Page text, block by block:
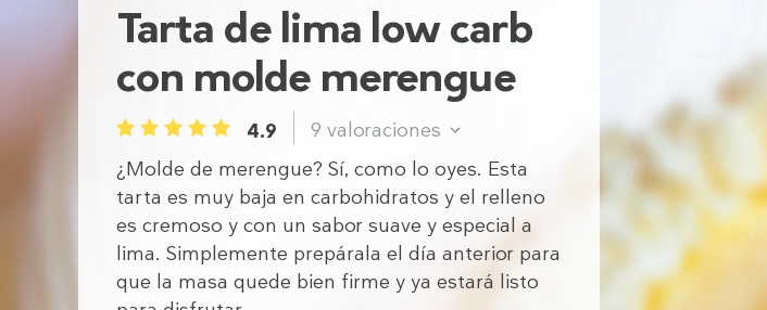
Tarta de lima low carb
con molde merengue
1 2 3 4 5 4.9 9 valoraciones
¿Molde de merengue? Sí, como lo oyes. Esta
tarta es muy baja en carbohidratos y el relleno
es cremoso y con un sabor suave y especial a
lima. Simplemente prepárala el día anterior para
que la masa quede bien firme y ya estará listo